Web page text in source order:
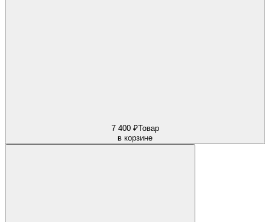
7 400 ₽Товар
в корзине